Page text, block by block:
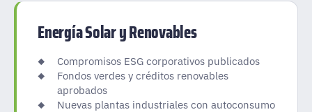
Energía Solar y Renovables
Compromisos ESG corporativos publicados
Fondos verdes y créditos renovables
aprobados
Nuevas plantas industriales con autoconsumo